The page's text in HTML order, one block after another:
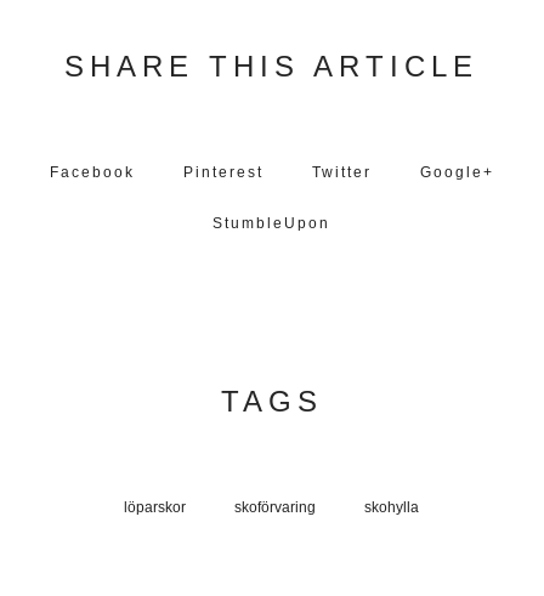
SHARE THIS ARTICLE
Facebook Pinterest Twitter Google+
StumbleUpon
TAGS
löparskor skoförvaring skohylla